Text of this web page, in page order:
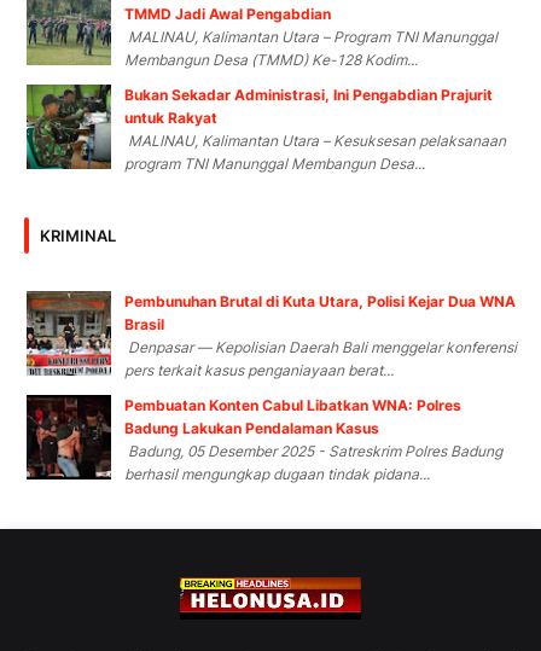
TMMD Jadi Awal Pengabdian
MALINAU, Kalimantan Utara – Program TNI Manunggal
Membangun Desa (TMMD) Ke-128 Kodim...
Bukan Sekadar Administrasi, Ini Pengabdian Prajurit
untuk Rakyat
MALINAU, Kalimantan Utara – Kesuksesan pelaksanaan
program TNI Manunggal Membangun Desa...
KRIMINAL
Pembunuhan Brutal di Kuta Utara, Polisi Kejar Dua WNA
Brasil
Denpasar — Kepolisian Daerah Bali menggelar konferensi
pers terkait kasus penganiayaan berat...
Pembuatan Konten Cabul Libatkan WNA: Polres
Badung Lakukan Pendalaman Kasus
Badung, 05 Desember 2025 - Satreskrim Polres Badung
berhasil mengungkap dugaan tindak pidana...